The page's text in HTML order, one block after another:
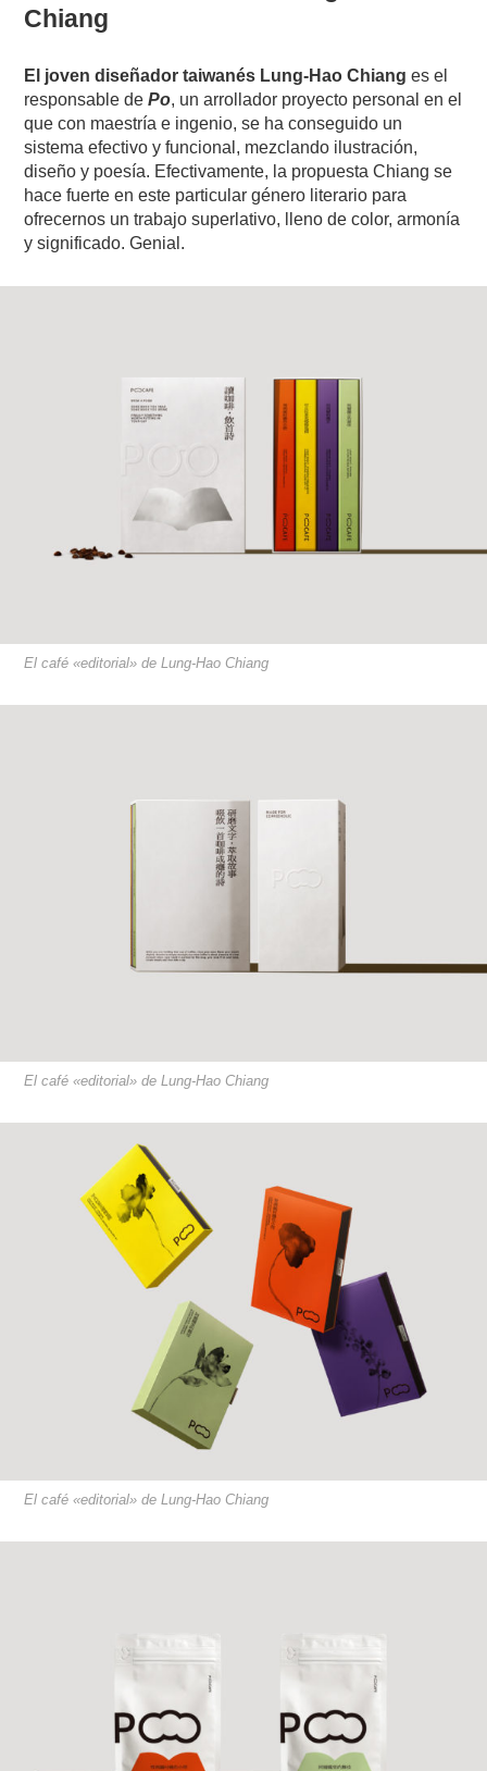
Chiang
El joven diseñador taiwanés Lung-Hao Chiang es el
responsable dePo, un arrollador proyecto personal en el
que con maestría e ingenio, se ha conseguido un
sistema efectivo y funcional, mezclando ilustración,
diseño y poesía. Efectivamente, la propuesta Chiang se
hace fuerte en este particular género literario para
ofrecernos un trabajo superlativo, lleno de color, armonía
y significado. Genial.
El café «editorial» de Lung-Hao Chiang
El café «editorial» de Lung-Hao Chiang
El café «editorial» de Lung-Hao Chiang